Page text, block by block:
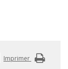
Imprimer